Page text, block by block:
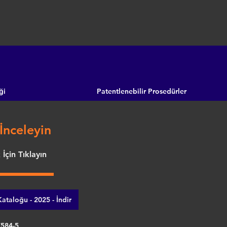
Patentlenebilir Prosedürler
Tıklayın
- 2025 - İndir